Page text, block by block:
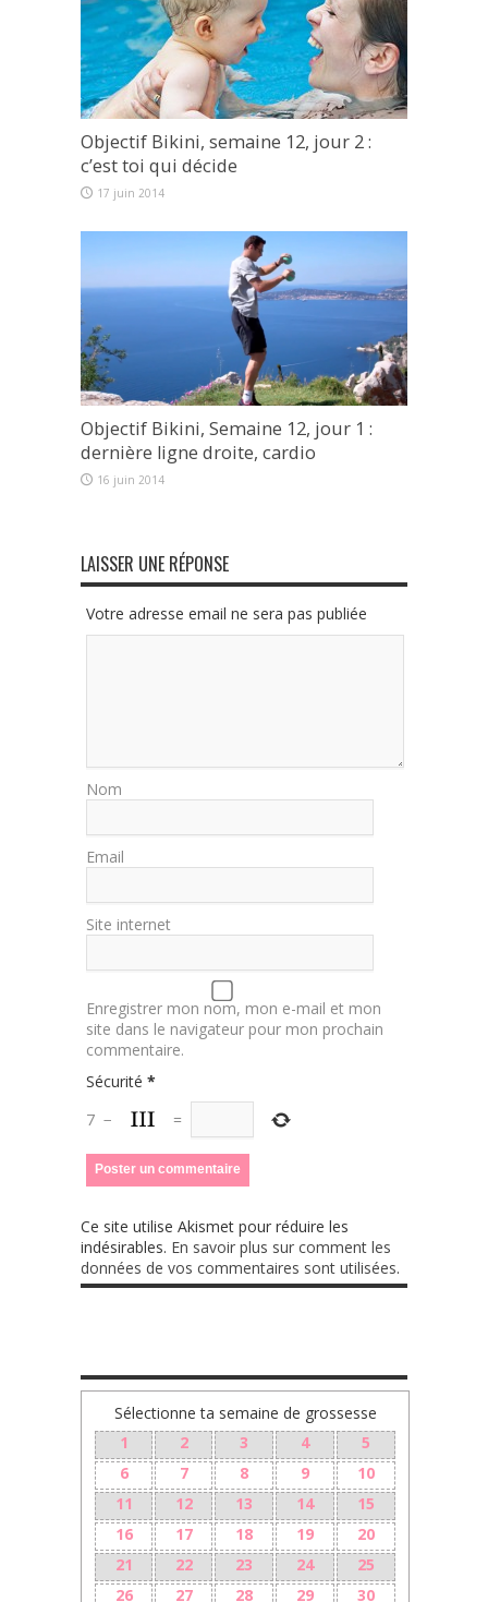
Objectif Bikini, semaine 12, jour 2 :
c’est toi qui décide
17 juin 2014
Objectif Bikini, Semaine 12, jour 1 :
dernière ligne droite, cardio
16 juin 2014
LAISSER UNE RÉPONSE
Votre adresse email ne sera pas publiée
Nom
Email
Site internet
Enregistrer mon nom, mon e-mail et mon
site dans le navigateur pour mon prochain
commentaire.
Sécurité *
7 − =
Ce site utilise Akismet pour réduire les
indésirables. En savoir plus sur comment les
données de vos commentaires sont utilisées.
Sélectionne ta semaine de grossesse
1
2 3 4
5
6
7 8 9
10
11
12 13 14
15
16
17 18 19
20
21
22 23 24
25
26
27 28 29 30